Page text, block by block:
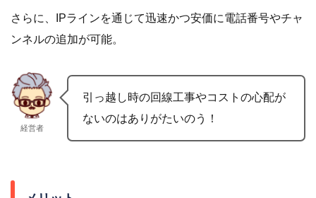
さらに、IPラインを通じて迅速かつ安価に電話番号やチャ
ンネルの追加が可能。
経営者
引っ越し時の回線工事やコストの心配が
ないのはありがたいのう！